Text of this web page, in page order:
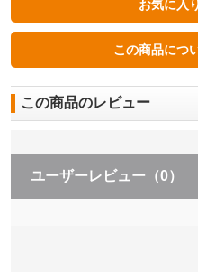
この商品のレビュー
ユーザーレビュー （0）